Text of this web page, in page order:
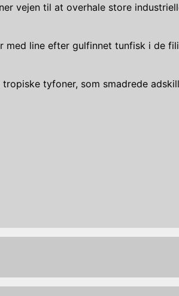
vejen til at overhale store
med line efter gulfinnet tunfisk i de
tyfoner, som smadrede